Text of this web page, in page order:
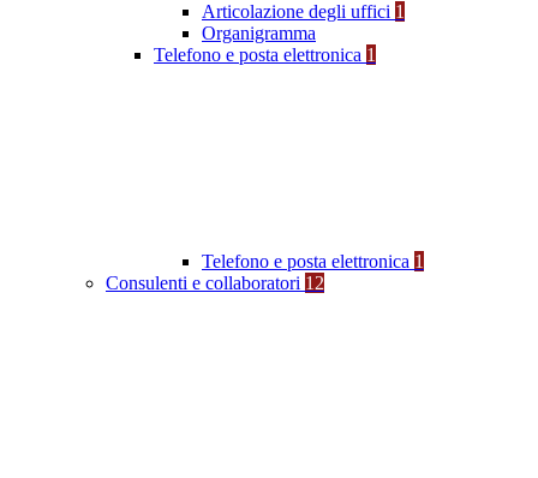
Articolazione degli uffici 1
Organigramma
Telefono e posta elettronica 1
Telefono e posta elettronica 1
Consulenti e collaboratori 12